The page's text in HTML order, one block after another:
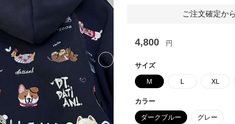
Next slide
ご注文確定か
4,800 円
サイズ
M L XL
カラー
ダークブルー グレー